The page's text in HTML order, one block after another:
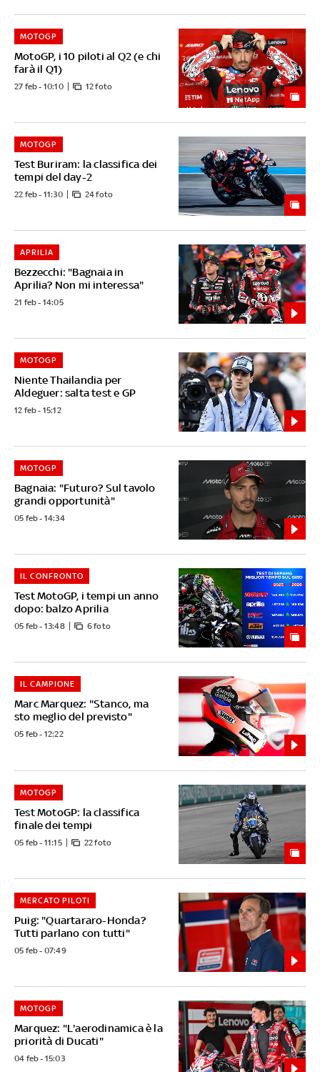
MotoGP, i 10 piloti al Q2 (e chi
farà il Q1)
MOTOGP
27 feb - 10:10 12 foto
Test Buriram: la classifica dei
tempi del day-2
MOTOGP
22 feb - 11:30 24 foto
Bezzecchi: "Bagnaia in
Aprilia? Non mi interessa"
APRILIA
21 feb - 14:05
Niente Thailandia per
Aldeguer: salta test e GP
MOTOGP
12 feb - 15:12
Bagnaia: "Futuro? Sul tavolo
grandi opportunità"
MOTOGP
05 feb - 14:34
Test MotoGP, i tempi un anno
dopo: balzo Aprilia
IL CONFRONTO
05 feb - 13:48 6 foto
Marc Marquez: "Stanco, ma
sto meglio del previsto"
IL CAMPIONE
05 feb - 12:22
Test MotoGP: la classifica
finale dei tempi
MOTOGP
05 feb - 11:15 22 foto
Puig: "Quartararo-Honda?
Tutti parlano con tutti"
MERCATO PILOTI
05 feb - 07:49
Marquez: "L'aerodinamica è la
priorità di Ducati"
MOTOGP
04 feb - 15:03